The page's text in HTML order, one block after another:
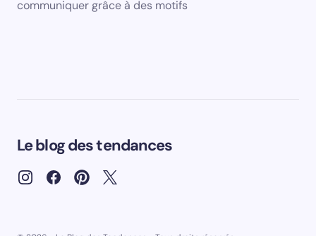
communiquer grâce à des motifs
Le blog des tendances